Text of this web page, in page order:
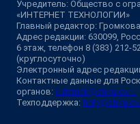
Учредитель: Общество с
«ИНТЕРНЕТ ТЕХНОЛОГИИ»
Главный редактор:
Адрес редакции: 630099,
6 этаж, телефон 8 (383) 212-
(круглосуточно)
Электронный адрес
Контактные данные для
органов: juristnsk@shkulev.ru
Техподдержка: